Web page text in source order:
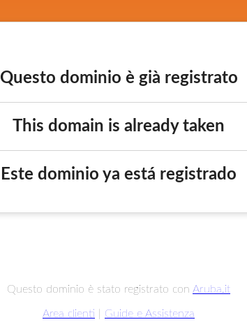
Questo dominio è già registrato
This domain is already taken
Este dominio ya está registrado
Questo dominio è stato registrato con Aruba.it
Area clienti Guide e Assistenza